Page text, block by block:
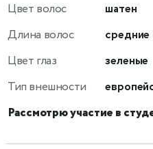
Цвет волос
шатен
Длина волос
Цвет глаз
зеленые
Тип внешности
Рассмотрю участие в